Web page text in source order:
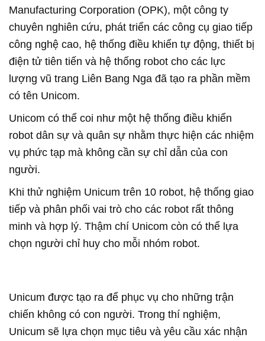
Manufacturing Corporation (OPK), một công ty
chuyên nghiên cứu, phát triển các công cụ giao tiếp
công nghệ cao, hệ thống điều khiển tự động, thiết bị
điện tử tiên tiến và hệ thống robot cho các lực
lượng vũ trang Liên Bang Nga đã tạo ra phần mềm
có tên Unicom.
Unicom có thể coi như một hệ thống điều khiển
robot dân sự và quân sự nhằm thực hiện các nhiệm
vụ phức tạp mà không cần sự chỉ dẫn của con
người.
Khi thử nghiệm Unicum trên 10 robot, hệ thống giao
tiếp và phân phối vai trò cho các robot rất thông
minh và hợp lý. Thậm chí Unicom còn có thể lựa
chọn người chỉ huy cho mỗi nhóm robot.
Unicum được tạo ra để phục vụ cho những trận
chiến không có con người. Trong thí nghiệm,
Unicum sẽ lựa chọn mục tiêu và yêu cầu xác nhận